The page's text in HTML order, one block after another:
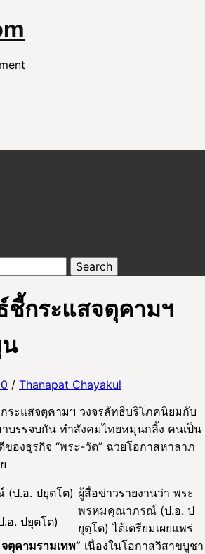
ชี้กระแสจตุคามฯ
/ Thanapat Chayakul
ระแสจตุคามฯ วงจรลัทธิบริโภคนิยมกับ
บรรจบกัน ทำสังคมไทยหมุนกลิ้ง คนเป็น
ของธุรกิจ “พระ-วัด” ฉวยโอกาสหาลาภ
. ปยุตโต)
ผู้สื่อข่าวรายงานว่า พระ
พรหมคุณาภรณ์ (ป.อ. ป
ยุตฺโต) ได้เตรียมเผยแพร่
ตุคามรามเทพ” เนื่องในโอกาสวิสาขบูชา